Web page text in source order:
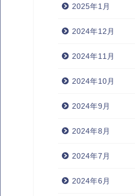
2025年1月
2024年12月
2024年11月
2024年10月
2024年9月
2024年8月
2024年7月
2024年6月